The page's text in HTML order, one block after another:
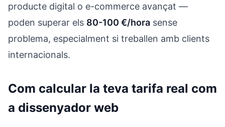
producte digital o e-commerce avançat —
poden superar els 80-100 €/hora sense
problema, especialment si treballen amb clients
internacionals.
Com calcular la teva tarifa real com
a dissenyador web